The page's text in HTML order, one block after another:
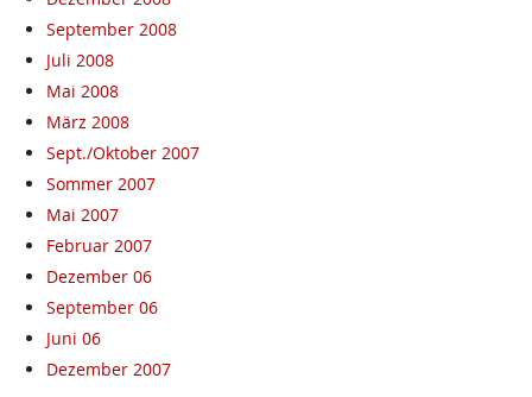
September 2008
Juli 2008
Mai 2008
März 2008
Sept./Oktober 2007
Sommer 2007
Mai 2007
Februar 2007
Dezember 06
September 06
Juni 06
Dezember 2007